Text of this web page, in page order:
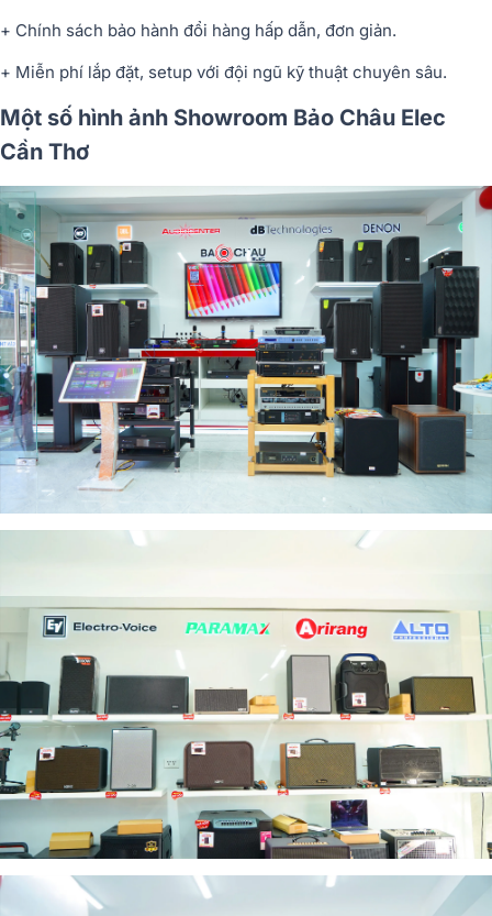
+ Chính sách bảo hành đổi hàng hấp dẫn, đơn giản.
+ Miễn phí lắp đặt, setup với đội ngũ kỹ thuật chuyên sâu.
Một số hình ảnh Showroom Bảo Châu Elec
Cần Thơ